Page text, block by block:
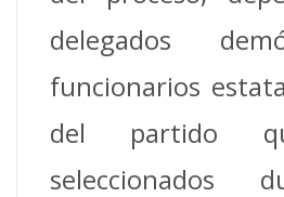
delegados
funcionarios
del partido
seleccionados